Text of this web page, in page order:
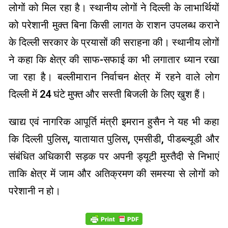
लोगों को मिल रहा है। स्थानीय लोगों ने दिल्ली के लाभार्थियों
को परेशानी मुक्त बिना किसी लागत के राशन उपलब्ध कराने
के दिल्ली सरकार के प्रयासों की सराहना की। स्थानीय लोगों
ने कहा कि क्षेत्र की साफ-सफाई का भी लगातार ध्यान रखा
जा रहा है। बल्लीमारान निर्वाचन क्षेत्र में रहने वाले लोग
दिल्ली में 24 घंटे मुफ्त और सस्ती बिजली के लिए खुश हैं।
खाद्य एवं नागरिक आपूर्ति मंत्री इमरान हुसैन ने यह भी कहा
कि दिल्ली पुलिस, यातायात पुलिस, एमसीडी, पीडब्ल्यूडी और
संबंधित अधिकारी सड़क पर अपनी ड्यूटी मुस्तैदी से निभाएं
ताकि क्षेत्र में जाम और अतिक्रमण की समस्या से लोगों को
परेशानी न हो।